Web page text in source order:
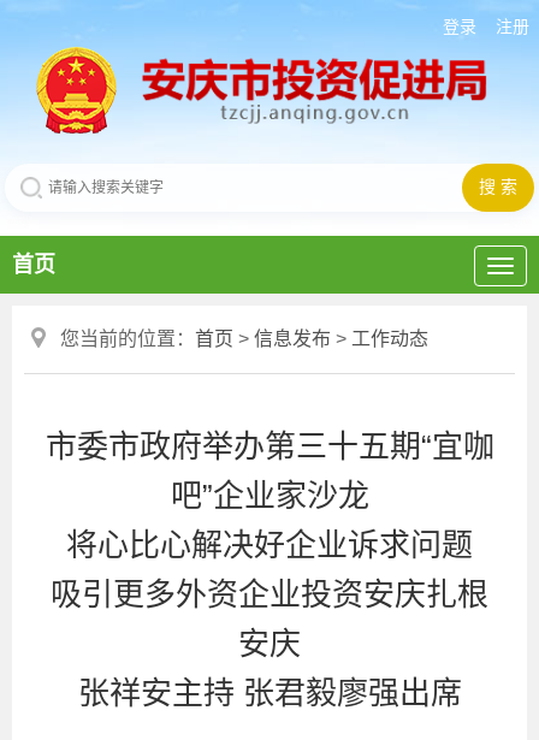
登录 注册
首页
您当前的位置： 首页 > 信息发布 > 工作动态
市委市政府举办第三十五期“宜咖
吧”企业家沙龙
将心比心解决好企业诉求问题
吸引更多外资企业投资安庆扎根
安庆
张祥安主持 张君毅廖强出席